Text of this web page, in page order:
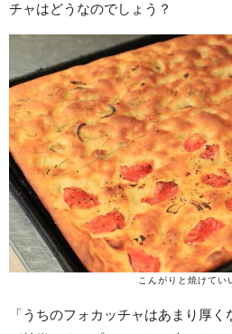
チャはどうなのでしょう？
こんがりと焼けてい
「うちのフォカッチャはあまり厚